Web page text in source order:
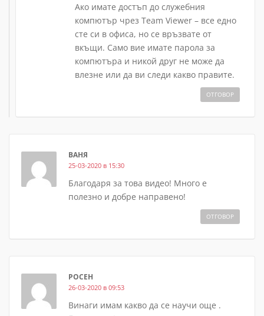
Ако имате достъп до служебния
компютър чрез Team Viewer – все едно
сте си в офиса, но се връзвате от
вкъщи. Само вие имате парола за
компютъра и никой друг не може да
влезне или да ви следи какво правите.
ОТГОВОР
ВАНЯ
25-03-2020 в 15:30
Благодаря за това видео! Много е
полезно и добре направено!
ОТГОВОР
РОСЕН
26-03-2020 в 09:53
Винаги имам какво да се научи още .